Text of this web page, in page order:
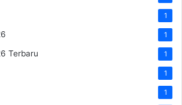
1
1
Terbaru 1
1
1